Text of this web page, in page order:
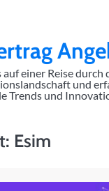
auf einer Reise durch
und
Trends und
Esim